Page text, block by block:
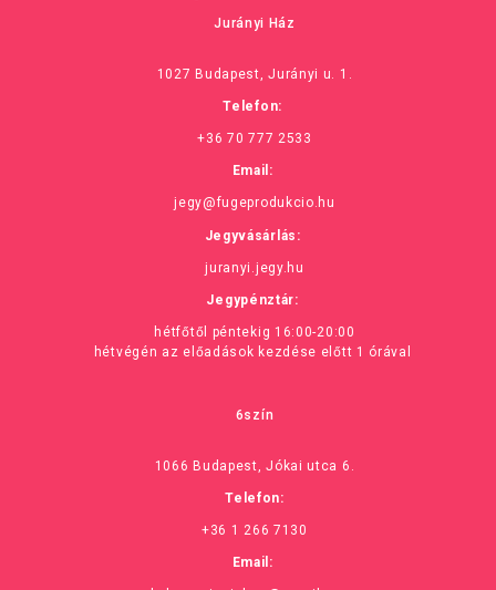
Jurányi Ház
1027 Budapest, Jurányi u. 1.
Telefon:
+36 70 777 2533
Email:
jegy@fugeprodukcio.hu
Jegyvásárlás:
juranyi.jegy.hu
Jegypénztár:
hétfőtől péntekig 16:00-20:00
hétvégén az előadások kezdése előtt 1 órával
6szín
1066 Budapest, Jókai utca 6.
Telefon:
+36 1 266 7130
Email: